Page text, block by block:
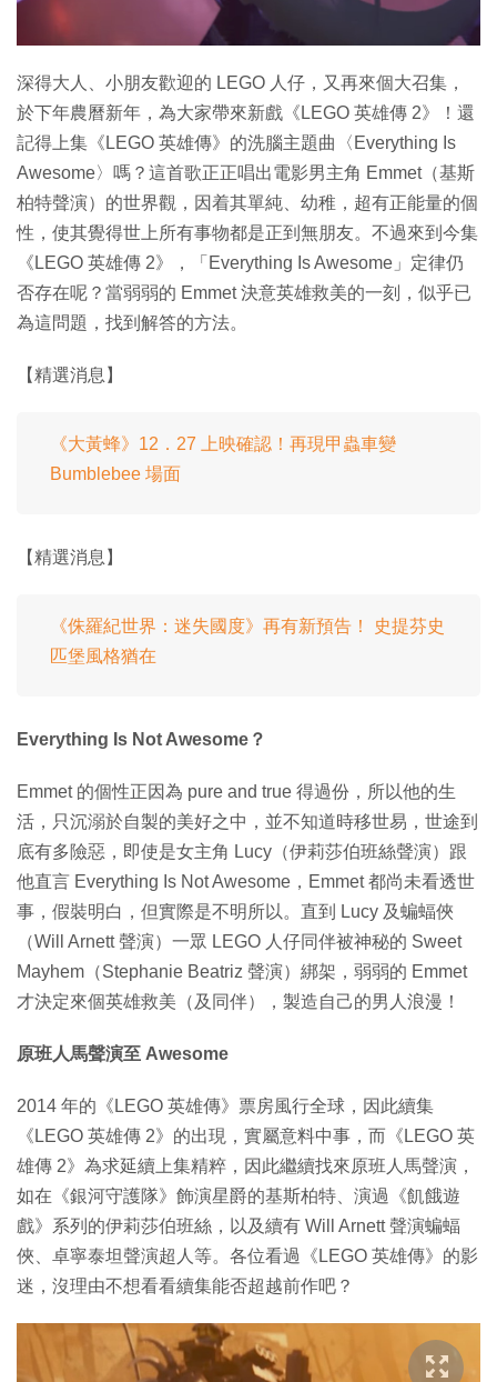
深得大人、小朋友歡迎的 LEGO 人仔，又再來個大召集，
於下年農曆新年，為大家帶來新戲《LEGO 英雄傳 2》！還
記得上集《LEGO 英雄傳》的洗腦主題曲〈Everything Is
Awesome〉嗎？這首歌正正唱出電影男主角 Emmet（基斯
柏特聲演）的世界觀，因着其單純、幼稚，超有正能量的個
性，使其覺得世上所有事物都是正到無朋友。不過來到今集
《LEGO 英雄傳 2》，「Everything Is Awesome」定律仍
否存在呢？當弱弱的 Emmet 決意英雄救美的一刻，似乎已
為這問題，找到解答的方法。
【精選消息】
《大黃蜂》12．27 上映確認！再現甲蟲車變
Bumblebee 場面
【精選消息】
《侏羅紀世界：迷失國度》再有新預告！ 史提芬史
匹堡風格猶在
Everything Is Not Awesome？
Emmet 的個性正因為 pure and true 得過份，所以他的生
活，只沉溺於自製的美好之中，並不知道時移世易，世途到
底有多險惡，即使是女主角 Lucy（伊莉莎伯班絲聲演）跟
他直言 Everything Is Not Awesome，Emmet 都尚未看透世
事，假裝明白，但實際是不明所以。直到 Lucy 及蝙蝠俠
（Will Arnett 聲演）一眾 LEGO 人仔同伴被神秘的 Sweet
Mayhem（Stephanie Beatriz 聲演）綁架，弱弱的 Emmet
才決定來個英雄救美（及同伴），製造自己的男人浪漫！
原班人馬聲演至 Awesome
2014 年的《LEGO 英雄傳》票房風行全球，因此續集
《LEGO 英雄傳 2》的出現，實屬意料中事，而《LEGO 英
雄傳 2》為求延續上集精粹，因此繼續找來原班人馬聲演，
如在《銀河守護隊》飾演星爵的基斯柏特、演過《飢餓遊
戲》系列的伊莉莎伯班絲，以及續有 Will Arnett 聲演蝙蝠
俠、卓寧泰坦聲演超人等。各位看過《LEGO 英雄傳》的影
迷，沒理由不想看看續集能否超越前作吧？